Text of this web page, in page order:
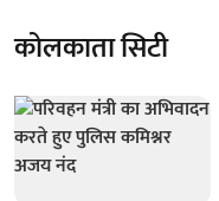
कोलकाता सिटी